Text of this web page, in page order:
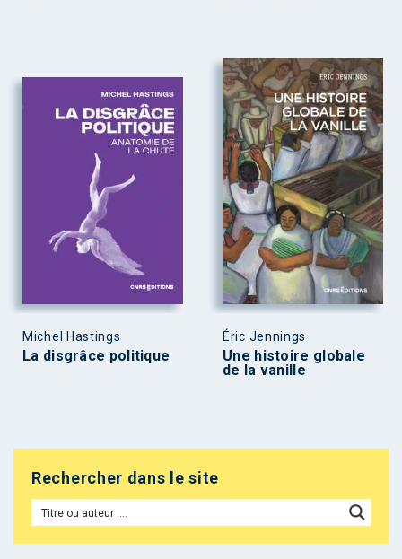
Michel Hastings
La disgrâce politique
Éric Jennings
Une histoire globale
de la vanille
Rechercher dans le site